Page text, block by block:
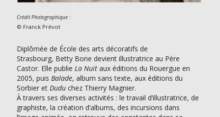
Crédit Photographique:
© Franck Prévot
Diplômée de École des arts décoratifs de
Strasbourg, Betty Bone devient illustratrice au Père
Castor. Elle publie La Nuitaux éditions du Rouergue en
2005, puis Balade, album sans texte, aux éditions du
Sorbier et Duduchez Thierry Magnier.
À travers ses diverses activités : le travail d’illustratrice, de
graphiste, la création d’albums, des incursions dans